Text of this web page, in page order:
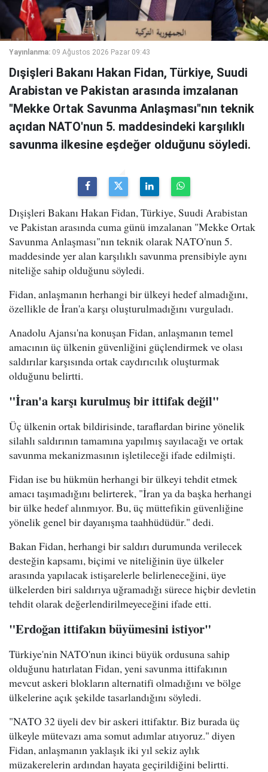
Yayınlanma: 09 Ağustos 2026 Pazar 09:43
Dışişleri Bakanı Hakan Fidan, Türkiye, Suudi
Arabistan ve Pakistan arasında imzalanan
"Mekke Ortak Savunma Anlaşması"nın teknik
açıdan NATO'nun 5. maddesindeki karşılıklı
savunma ilkesine eşdeğer olduğunu söyledi.
Dışişleri Bakanı Hakan Fidan, Türkiye, Suudi Arabistan
ve Pakistan arasında cuma günü imzalanan "Mekke Ortak
Savunma Anlaşması"nın teknik olarak NATO'nun 5.
maddesinde yer alan karşılıklı savunma prensibiyle aynı
niteliğe sahip olduğunu söyledi.
Fidan, anlaşmanın herhangi bir ülkeyi hedef almadığını,
özellikle de İran'a karşı oluşturulmadığını vurguladı.
Anadolu Ajansı'na konuşan Fidan, anlaşmanın temel
amacının üç ülkenin güvenliğini güçlendirmek ve olası
saldırılar karşısında ortak caydırıcılık oluşturmak
olduğunu belirtti.
"İran'a karşı kurulmuş bir ittifak değil"
Üç ülkenin ortak bildirisinde, taraflardan birine yönelik
silahlı saldırının tamamına yapılmış sayılacağı ve ortak
savunma mekanizmasının işletileceği ifade edilmişti.
Fidan ise bu hükmün herhangi bir ülkeyi tehdit etmek
amacı taşımadığını belirterek, "İran ya da başka herhangi
bir ülke hedef alınmıyor. Bu, üç müttefikin güvenliğine
yönelik genel bir dayanışma taahhüdüdür." dedi.
Bakan Fidan, herhangi bir saldırı durumunda verilecek
desteğin kapsamı, biçimi ve niteliğinin üye ülkeler
arasında yapılacak istişarelerle belirleneceğini, üye
ülkelerden biri saldırıya uğramadığı sürece hiçbir devletin
tehdit olarak değerlendirilmeyeceğini ifade etti.
"Erdoğan ittifakın büyümesini istiyor"
Türkiye'nin NATO'nun ikinci büyük ordusuna sahip
olduğunu hatırlatan Fidan, yeni savunma ittifakının
mevcut askeri blokların alternatifi olmadığını ve bölge
ülkelerine açık şekilde tasarlandığını söyledi.
"NATO 32 üyeli dev bir askeri ittifaktır. Biz burada üç
ülkeyle mütevazı ama somut adımlar atıyoruz." diyen
Fidan, anlaşmanın yaklaşık iki yıl sekiz aylık
müzakerelerin ardından hayata geçirildiğini belirtti.